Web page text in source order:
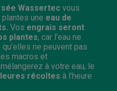
Wassertec vous
une eau de
Vos engrais seront
plantes, car l’eau ne
ne peuvent pas
macros et
à votre eau, le
récoltes à l’heure